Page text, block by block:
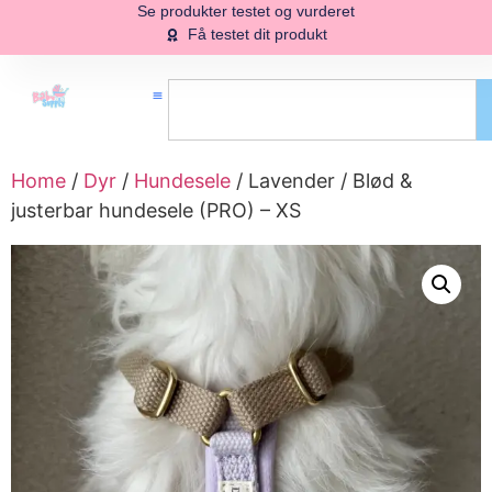
Se produkter testet og vurderet
Få testet dit produkt
Home / Dyr / Hundesele / Lavender / Blød &
justerbar hundesele (PRO) – XS